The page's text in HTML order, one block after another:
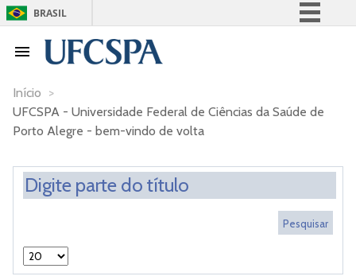
BRASIL
Acesso à informação
Canais
Início >
UFCSPA - Universidade Federal de Ciências da Saúde de
Porto Alegre - bem-vindo de volta